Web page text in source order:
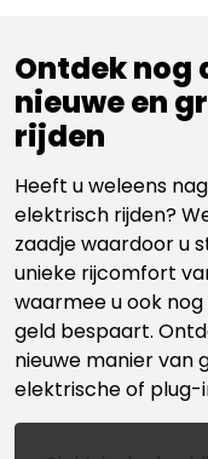
Ontdek nog
nieuwe en
rijden
Heeft u weleens
elektrisch rijden?
zaadje waardoor u
unieke rijcomfort
waarmee u ook
geld bespaart.
nieuwe manier van
elektrische of plug-